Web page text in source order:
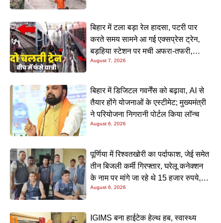
बिहार में टला बड़ा रेल हादसा, पटरी पार
करते समय सामने आ गई एक्सप्रेस ट्रेन,
बड़हिया स्टेशन पर मची अफरा-तफरी,
यात्रियों की लापरवाही आई सामने
August 7, 2026
बिहार में डिजिटल गवर्नेंस को बढ़ावा, AI से
तैयार होंगे योजनाओं के एस्टीमेट; मुख्यमंत्री
ने परियोजना निगरानी पोर्टल किया लॉन्च
August 6, 2026
पूर्णिया में रिश्वतखोरी का पर्दाफाश, जेई समेत
तीन बिजली कर्मी गिरफ्तार, घरेलू कनेक्शन
के नाम पर मांगे जा रहे थे 15 हजार रुपये,
निगरानी टीम ने रंगे हाथ पकड़ा
August 6, 2026
IGIMS बना हाईटेक हेल्थ हब, स्वास्थ्य